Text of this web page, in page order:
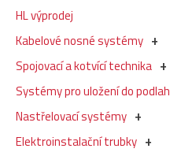
HL výprodej
Kabelové nosné systémy
Spojovací a kotvící technika
Systémy pro uložení do podlah
Nastřelovací systémy
Elektroinstalační trubky